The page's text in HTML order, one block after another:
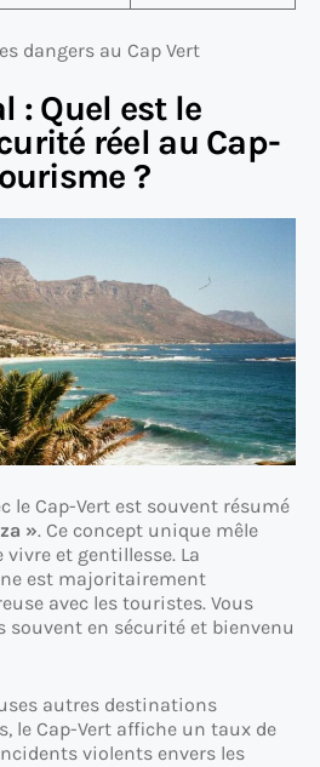
dangers au Cap Vert
: Quel est le
réel au Cap-
?
le Cap-Vert est souvent résumé
». Ce concept unique mêle
et gentillesse. La
est majoritairement
avec les touristes. Vous
souvent en sécurité et bienvenu
autres destinations
le Cap-Vert affiche un taux de
violents envers les